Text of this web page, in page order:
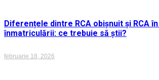
Diferențele dintre RCA obișnuit și RCA
înmatriculării: ce trebuie să știi?
februarie 18, 2026